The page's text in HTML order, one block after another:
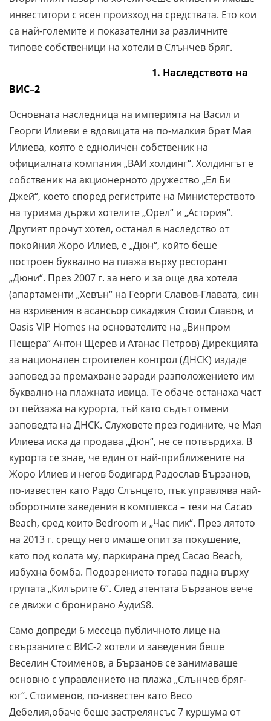
инвеститори с ясен произход на средствата. Ето кои
са най-големите и показателни за различните
типове собственици на хотели в Слънчев бряг.
1. Наследството на
ВИС–2
Основната наследница на империята на Васил и
Георги Илиеви е вдовицата на по-малкия брат Мая
Илиева, която е едноличен собственик на
официалната компания „ВАИ холдинг“. Холдингът е
собственик на акционерното дружество „Ел Би
Джей“, което според регистрите на Министерството
на туризма държи хотелите „Орел“ и „Астория“.
Другият прочут хотел, останал в наследство от
покойния Жоро Илиев, е „Дюн“, който беше
построен буквално на плажа върху ресторант
„Дюни“. През 2007 г. за него и за още два хотела
(апартаменти „Хевън“ на Георги Славов-Главата, син
на взривения в асансьор сикаджия Стоил Славов, и
Oasis VIP Homes на основателите на „Винпром
Пещера“ Антон Щерев и Атанас Петров) Дирекцията
за национален строителен контрол (ДНСК) издаде
заповед за премахване заради разположението им
буквално на плажната ивица. Те обаче останаха част
от пейзажа на курорта, тъй като съдът отмени
заповедта на ДНСК. Слуховете през годините, че Мая
Илиева иска да продава „Дюн“, не се потвърдиха. В
курорта се знае, че един от най-приближените на
Жоро Илиев и негов бодигард Радослав Бързанов,
по-известен като Радо Слънцето, пък управлява най-
оборотните заведения в комплекса – тези на Cacao
Beach, сред които Bedroom и „Час пик“. През лятото
на 2013 г. срещу него имаше опит за покушение,
като под колата му, паркирана пред Cacao Beach,
избухна бомба. Подозрението тогава падна върху
групата „Килърите 6“. След атентата Бързанов вече
се движи с бронирано АудиS8.
Само допреди 6 месеца публичното лице на
свързаните с ВИС-2 хотели и заведения беше
Веселин Стоименов, а Бързанов се занимаваше
основно с управлението на плажа „Слънчев бряг-
юг“. Стоименов, по-известен като Весо
Дебелия,обаче беше застрелянсъс 7 куршума от